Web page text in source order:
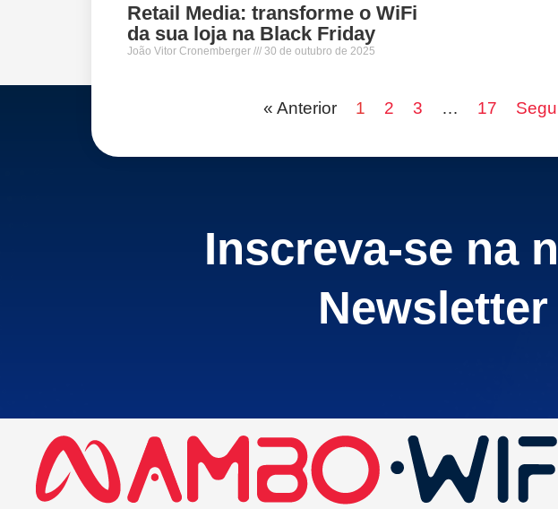
Retail Media: transforme o WiFi
da sua loja na Black Friday
João Vitor Cronemberger 30 de outubro de 2025
« Anterior 1 2 3 … 17
Inscreva-se na
Newsletter